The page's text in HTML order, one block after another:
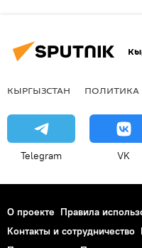
КЫРГЫЗСТАН ПОЛИТИКА
Telegram VK
О проекте Правила
Контакты и сотрудничество